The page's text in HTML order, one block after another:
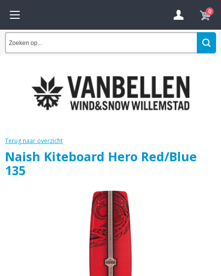
0
Terug naar overzicht
Naish Kiteboard Hero Red/Blue
135